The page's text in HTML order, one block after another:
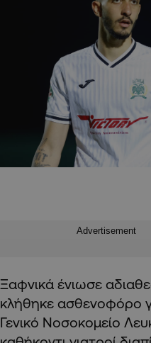
Advertisement
Ξαφνικά ένιωσε
κλήθηκε ασθενοφόρο
Γενικό Νοσοκομείο